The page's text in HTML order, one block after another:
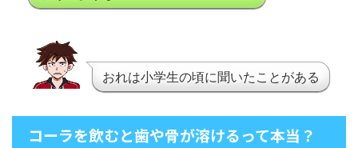
おれは小学生の頃に聞いたことがある
コーラを飲むと歯や骨が溶けるって本当？